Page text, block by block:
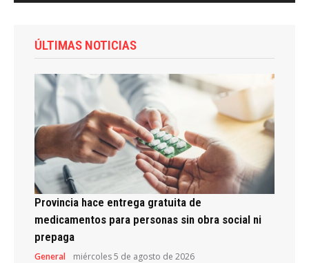
ÚLTIMAS NOTICIAS
Provincia hace entrega gratuita de
medicamentos para personas sin obra social ni
prepaga
General miércoles 5 de agosto de 2026